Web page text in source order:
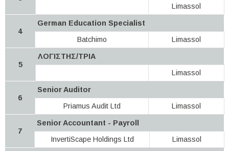
Limassol
4
German Education Specialist
Batchimo
Limassol
5
ΛΟΓΙΣΤΗΣ/ΤΡΙΑ
Limassol
6
Senior Auditor
Priamus Audit Ltd
Limassol
7
Senior Accountant - Payroll
InvertiScape Holdings Ltd
Limassol